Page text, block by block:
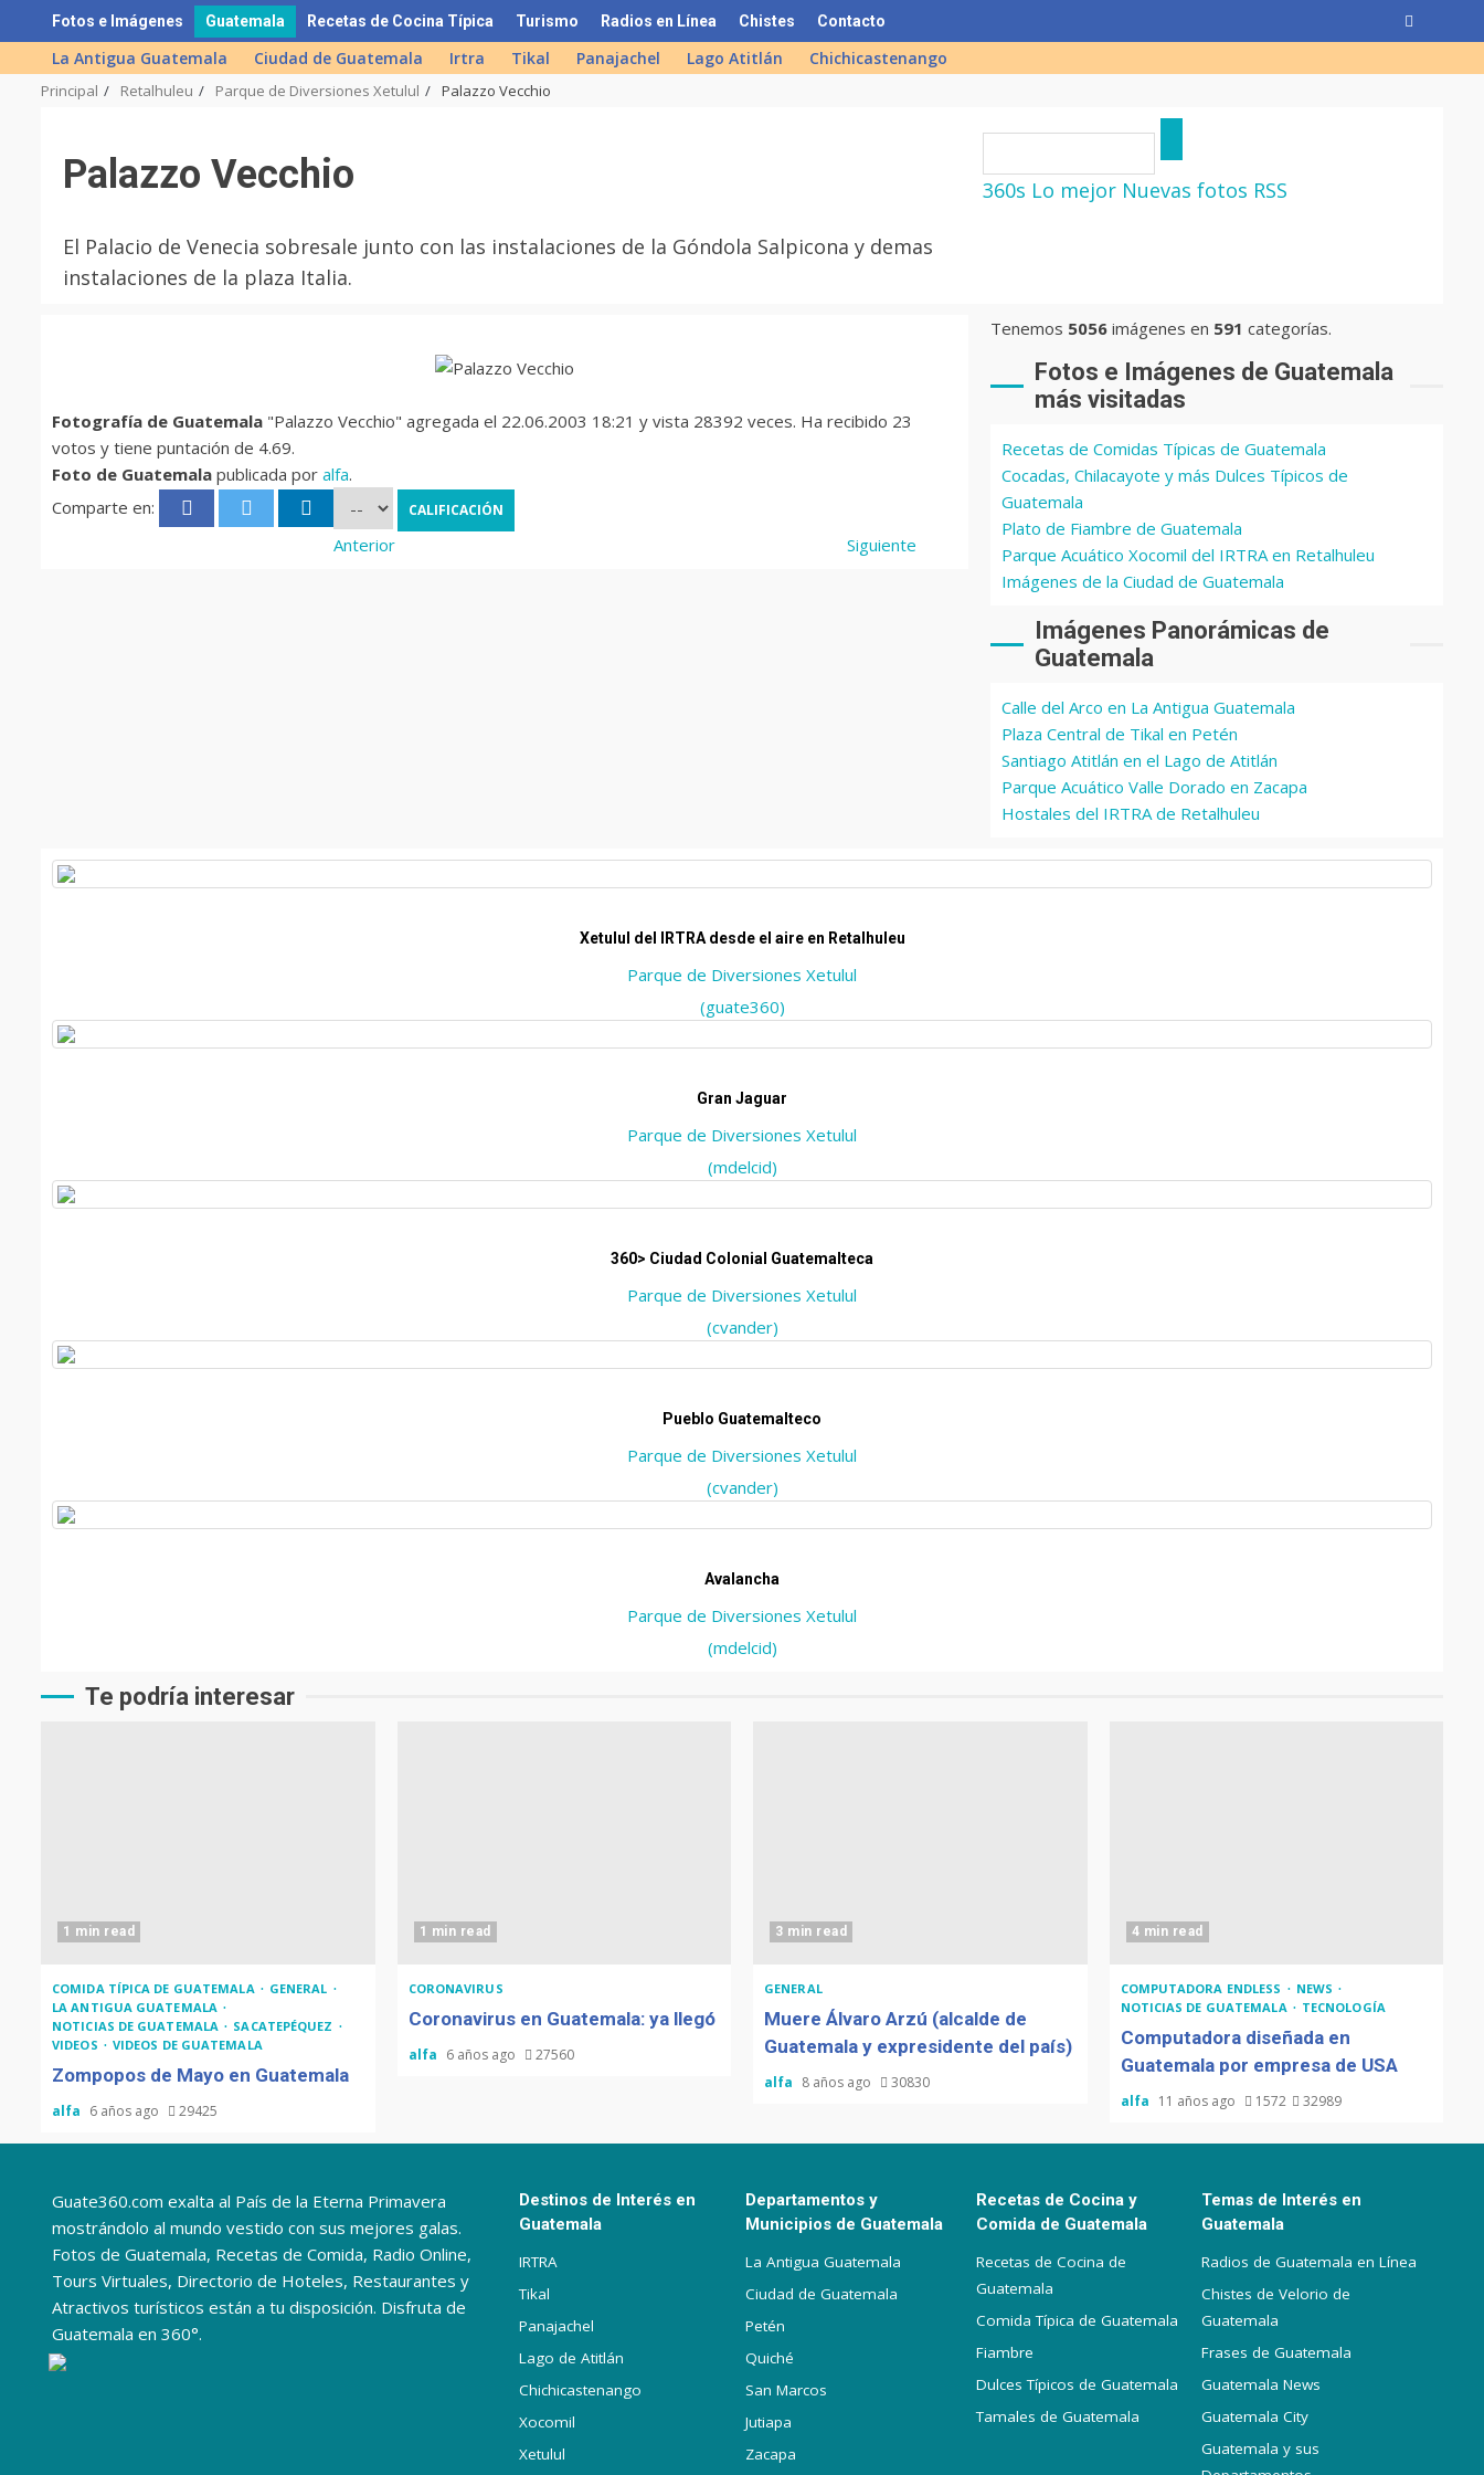
to
content
Fotos e Imágenes Guatemala Recetas de Cocina Típica Turismo Radios en Línea Chistes Contacto
La Antigua Guatemala Ciudad de Guatemala Irtra Tikal Panajachel Lago Atitlán Chichicastenango
Principal Retalhuleu Parque de Diversiones Xetulul Palazzo Vecchio
Palazzo Vecchio
El Palacio de Venecia sobresale junto con las instalaciones de la Góndola Salpicona y demas
instalaciones de la plaza Italia.
360s Lo mejor Nuevas fotos RSS
Fotografía de Guatemala "Palazzo Vecchio" agregada el 22.06.2003 18:21 y vista 28392 veces. Ha recibido 23
votos y tiene puntación de 4.69.
Foto de Guatemala publicada por alfa.
Comparte en:
Anterior
Siguiente
Tenemos 5056 imágenes en 591 categorías.
Fotos e Imágenes de Guatemala
más visitadas
Recetas de Comidas Típicas de Guatemala
Cocadas, Chilacayote y más Dulces Típicos de
Guatemala
Plato de Fiambre de Guatemala
Parque Acuático Xocomil del IRTRA en Retalhuleu
Imágenes de la Ciudad de Guatemala
Imágenes Panorámicas de
Guatemala
Calle del Arco en La Antigua Guatemala
Plaza Central de Tikal en Petén
Santiago Atitlán en el Lago de Atitlán
Parque Acuático Valle Dorado en Zacapa
Hostales del IRTRA de Retalhuleu
Xetulul del IRTRA desde el aire en Retalhuleu
Parque de Diversiones Xetulul
(guate360)
Gran Jaguar
Parque de Diversiones Xetulul
(mdelcid)
360> Ciudad Colonial Guatemalteca
Parque de Diversiones Xetulul
(cvander)
Pueblo Guatemalteco
Parque de Diversiones Xetulul
(cvander)
Avalancha
Parque de Diversiones Xetulul
(mdelcid)
Te podría interesar
1 min read
COMIDA TÍPICA DE GUATEMALA
GENERAL
LA ANTIGUA GUATEMALA
NOTICIAS DE GUATEMALA
SACATEPÉQUEZ
VIDEOS
VIDEOS DE GUATEMALA
Zompopos de Mayo en Guatemala
alfa 6 años ago 29425
1 min read
CORONAVIRUS
Coronavirus en Guatemala: ya llegó
alfa 6 años ago 27560
3 min read
GENERAL
Muere Álvaro Arzú (alcalde de
Guatemala y expresidente del país)
alfa 8 años ago 30830
4 min read
COMPUTADORA ENDLESS
NEWS
NOTICIAS DE GUATEMALA
TECNOLOGÍA
Computadora diseñada en
Guatemala por empresa de USA
alfa 11 años ago 1572 32989
Guate360.com exalta al País de la Eterna Primavera
mostrándolo al mundo vestido con sus mejores galas.
Fotos de Guatemala, Recetas de Comida, Radio Online,
Tours Virtuales, Directorio de Hoteles, Restaurantes y
Atractivos turísticos están a tu disposición. Disfruta de
Guatemala en 360°.
Destinos de Interés en
Guatemala
IRTRA
Tikal
Panajachel
Lago de Atitlán
Chichicastenango
Xocomil
Xetulul
Departamentos y
Municipios de Guatemala
La Antigua Guatemala
Ciudad de Guatemala
Petén
Quiché
San Marcos
Jutiapa
Zacapa
Recetas de Cocina y
Comida de Guatemala
Recetas de Cocina de
Guatemala
Comida Típica de Guatemala
Fiambre
Dulces Típicos de Guatemala
Tamales de Guatemala
Temas de Interés en
Guatemala
Radios de Guatemala en Línea
Chistes de Velorio de
Guatemala
Frases de Guatemala
Guatemala News
Guatemala City
Guatemala y sus